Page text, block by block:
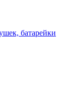
батарейки